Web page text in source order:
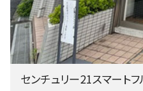
南側道路に面しており日当たり良
第5位
センチュリー21スマート